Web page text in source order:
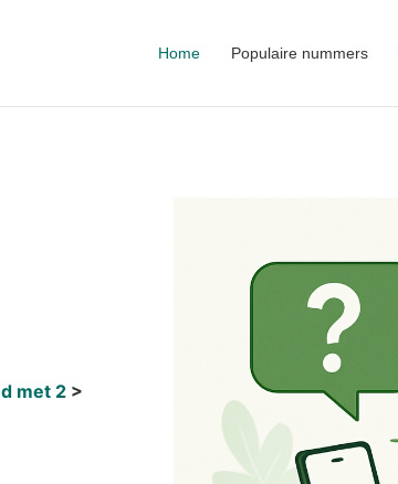
Home Populaire nummers
met 2